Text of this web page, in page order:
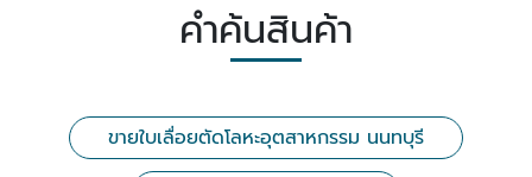
คำค้นสินค้า
ขายใบเลื่อยตัดโลหะอุตสาหกรรม นนทบุรี